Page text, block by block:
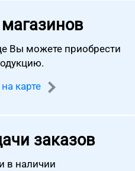
Вы можете приобрести
карте
заказов
в наличии